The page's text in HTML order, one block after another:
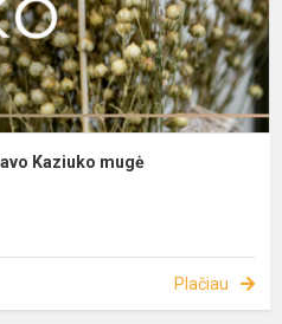
Kaziuko mugė
Plačiau